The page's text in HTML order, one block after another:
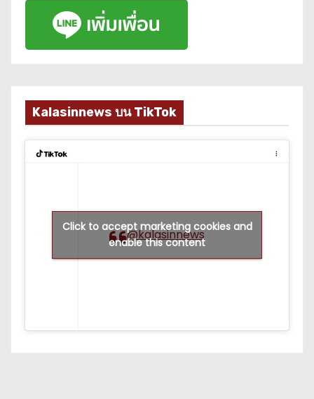
Kalasinnews บน TikTok
@kalasinnews
Click to accept marketing cookies and
enable this content